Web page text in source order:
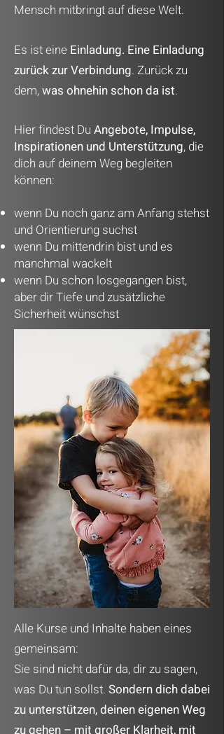
Mensch mitbringt auf diese Welt.
Es ist eine Einladung. Eine Einladung
zurück zurVerbindung. Zurück zu
dem,was ohnehin schon da ist.
Hier findest Du Angebote, Impulse,
Inspirationen und Unterstützung, die
dich auf deinem Weg begleiten
können:
wenn Du noch ganz am Anfang stehst
und Orientierung suchst
wenn Du mittendrin bist und es
manchmal wackelt
wenn Du schon losgegangen bist,
aber dir Tiefe und zusätzliche
Sicherheit wünschst
Alle Kurse und Inhalte haben eines
gemeinsam:
Sie sind nicht dafür da, dir zu sagen,
was Du tun sollst. Sondern dich dabei
zu unterstützen, deinen eigenen Weg
zu gehen – mit großer Klarheit, mit